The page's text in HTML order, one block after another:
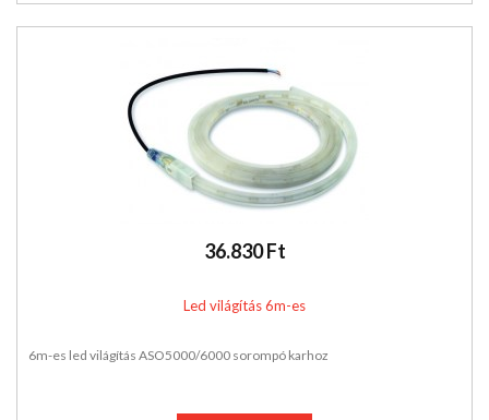
36.830 Ft
Led világítás 6m-es
6m-es led világítás ASO5000/6000 sorompó karhoz